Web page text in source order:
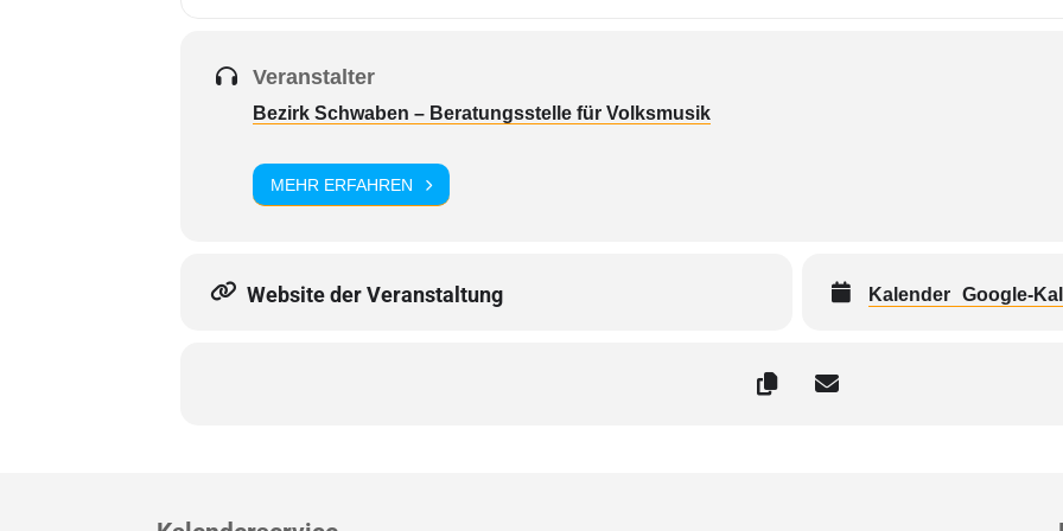
Veranstalter
Bezirk Schwaben – Beratungsstelle für Volksmusik
MEHR ERFAHREN
Website der Veranstaltung Kalender Google-